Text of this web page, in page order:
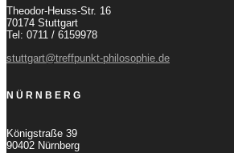
Theodor-Heuss-Str. 16
70174 Stuttgart
Tel: 0711 / 6159978
stuttgart@treffpunkt-philosophie.de
NÜRNBERG
Königstraße 39
90402 Nürnberg